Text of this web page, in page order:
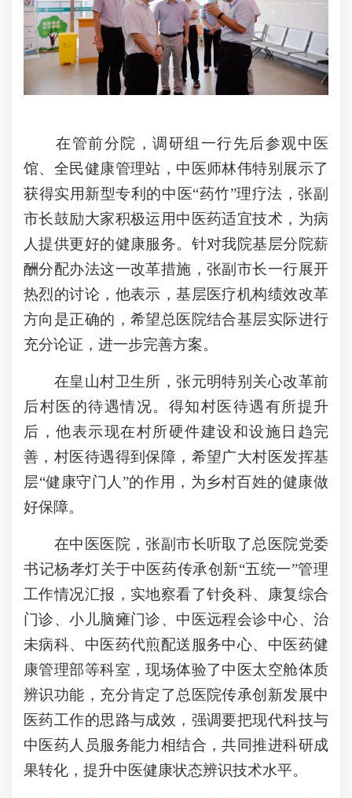
在管前分院，调研组一行先后参观中医
馆、全民健康管理站，中医师林伟特别展示了
获得实用新型专利的中医“药竹”理疗法，张副
市长鼓励大家积极运用中医药适宜技术，为病
人提供更好的健康服务。针对我院基层分院薪
酬分配办法这一改革措施，张副市长一行展开
热烈的讨论，他表示，基层医疗机构绩效改革
方向是正确的，希望总医院结合基层实际进行
充分论证，进一步完善方案。
在皇山村卫生所，张元明特别关心改革前
后村医的待遇情况。得知村医待遇有所提升
后，他表示现在村所硬件建设和设施日趋完
善，村医待遇得到保障，希望广大村医发挥基
层“健康守门人”的作用，为乡村百姓的健康做
好保障。
在中医医院，张副市长听取了总医院党委
书记杨孝灯关于中医药传承创新“五统一”管理
工作情况汇报，实地察看了针灸科、康复综合
门诊、小儿脑瘫门诊、中医远程会诊中心、治
未病科、中医药代煎配送服务中心、中医药健
康管理部等科室，现场体验了中医太空舱体质
辨识功能，充分肯定了总医院传承创新发展中
医药工作的思路与成效，强调要把现代科技与
中医药人员服务能力相结合，共同推进科研成
果转化，提升中医健康状态辨识技术水平。